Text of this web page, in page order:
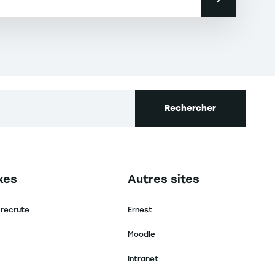
Rechercher
footer
recrute
Navigation tertiaire footer
Autres sites
Ernest
Moodle
Intranet